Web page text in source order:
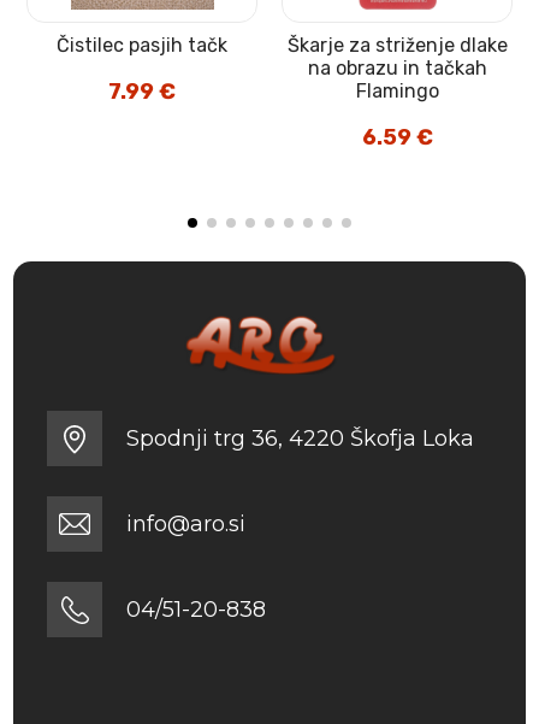
Čistilec pasjih tačk
7.99€
Škarje za striženje dlake
na obrazu in tačkah
Flamingo
6.59€
Spodnji trg 36, 4220 Škofja Loka
info@aro.si
04/51-20-838